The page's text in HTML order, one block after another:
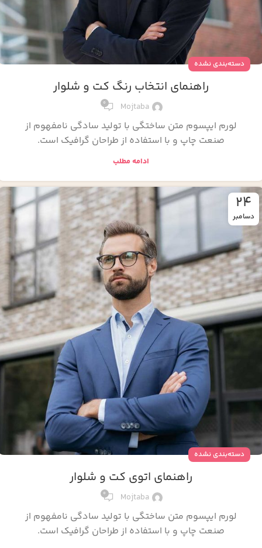
دسته‌بندی نشده
راهنمای انتخاب رنگ کت و شلوار
Mojtaba
0
لورم ایپسوم متن ساختگی با تولید سادگی نامفهوم از
صنعت چاپ و با استفاده از طراحان گرافیک است.
ادامه مطلب
24
دسامبر
دسته‌بندی نشده
راهنمای اتوی کت و شلوار
Mojtaba
0
لورم ایپسوم متن ساختگی با تولید سادگی نامفهوم از
صنعت چاپ و با استفاده از طراحان گرافیک است.